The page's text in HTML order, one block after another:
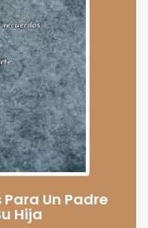
Un Padre
Hija